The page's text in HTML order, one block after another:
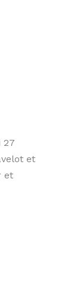
27
et
et